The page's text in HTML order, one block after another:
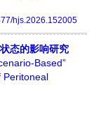
hjs.2026.152005
态的影响研究
Based”
Peritoneal